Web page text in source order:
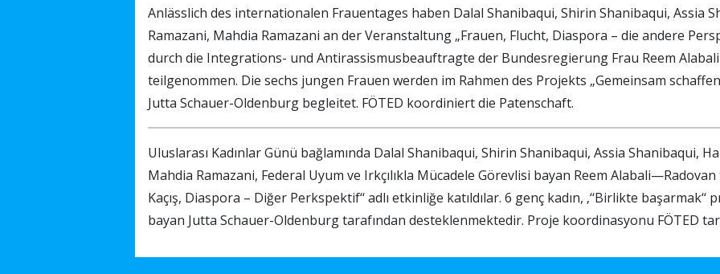
Anlässlich des internationalen Frauentages haben Dalal Shanibaqui, Shirin Shanibaqui, Assia
Ramazani, Mahdia Ramazani an der Veranstaltung „Frauen, Flucht, Diaspora – die andere
durch die Integrations- und Antirassismusbeauftragte der Bundesregierung Frau Reem
teilgenommen. Die sechs jungen Frauen werden im Rahmen des Projekts „Gemeinsam
Jutta Schauer-Oldenburg begleitet. FÖTED koordiniert die Patenschaft.
Uluslarası Kadınlar Günü bağlamında Dalal Shanibaqui, Shirin Shanibaqui, Assia Shanibaqui,
Mahdia Ramazani, Federal Uyum ve Irkçılıkla Mücadele Görevlisi bayan Reem Alabali—Radovan
Kaçış, Diaspora – Diğer Perkspektif‘‘ adlı etkinliğe katıldılar. 6 genç kadın, ‚‘‘Birlikte
bayan Jutta Schauer-Oldenburg tarafından desteklenmektedir. Proje koordinasyonu FÖTED